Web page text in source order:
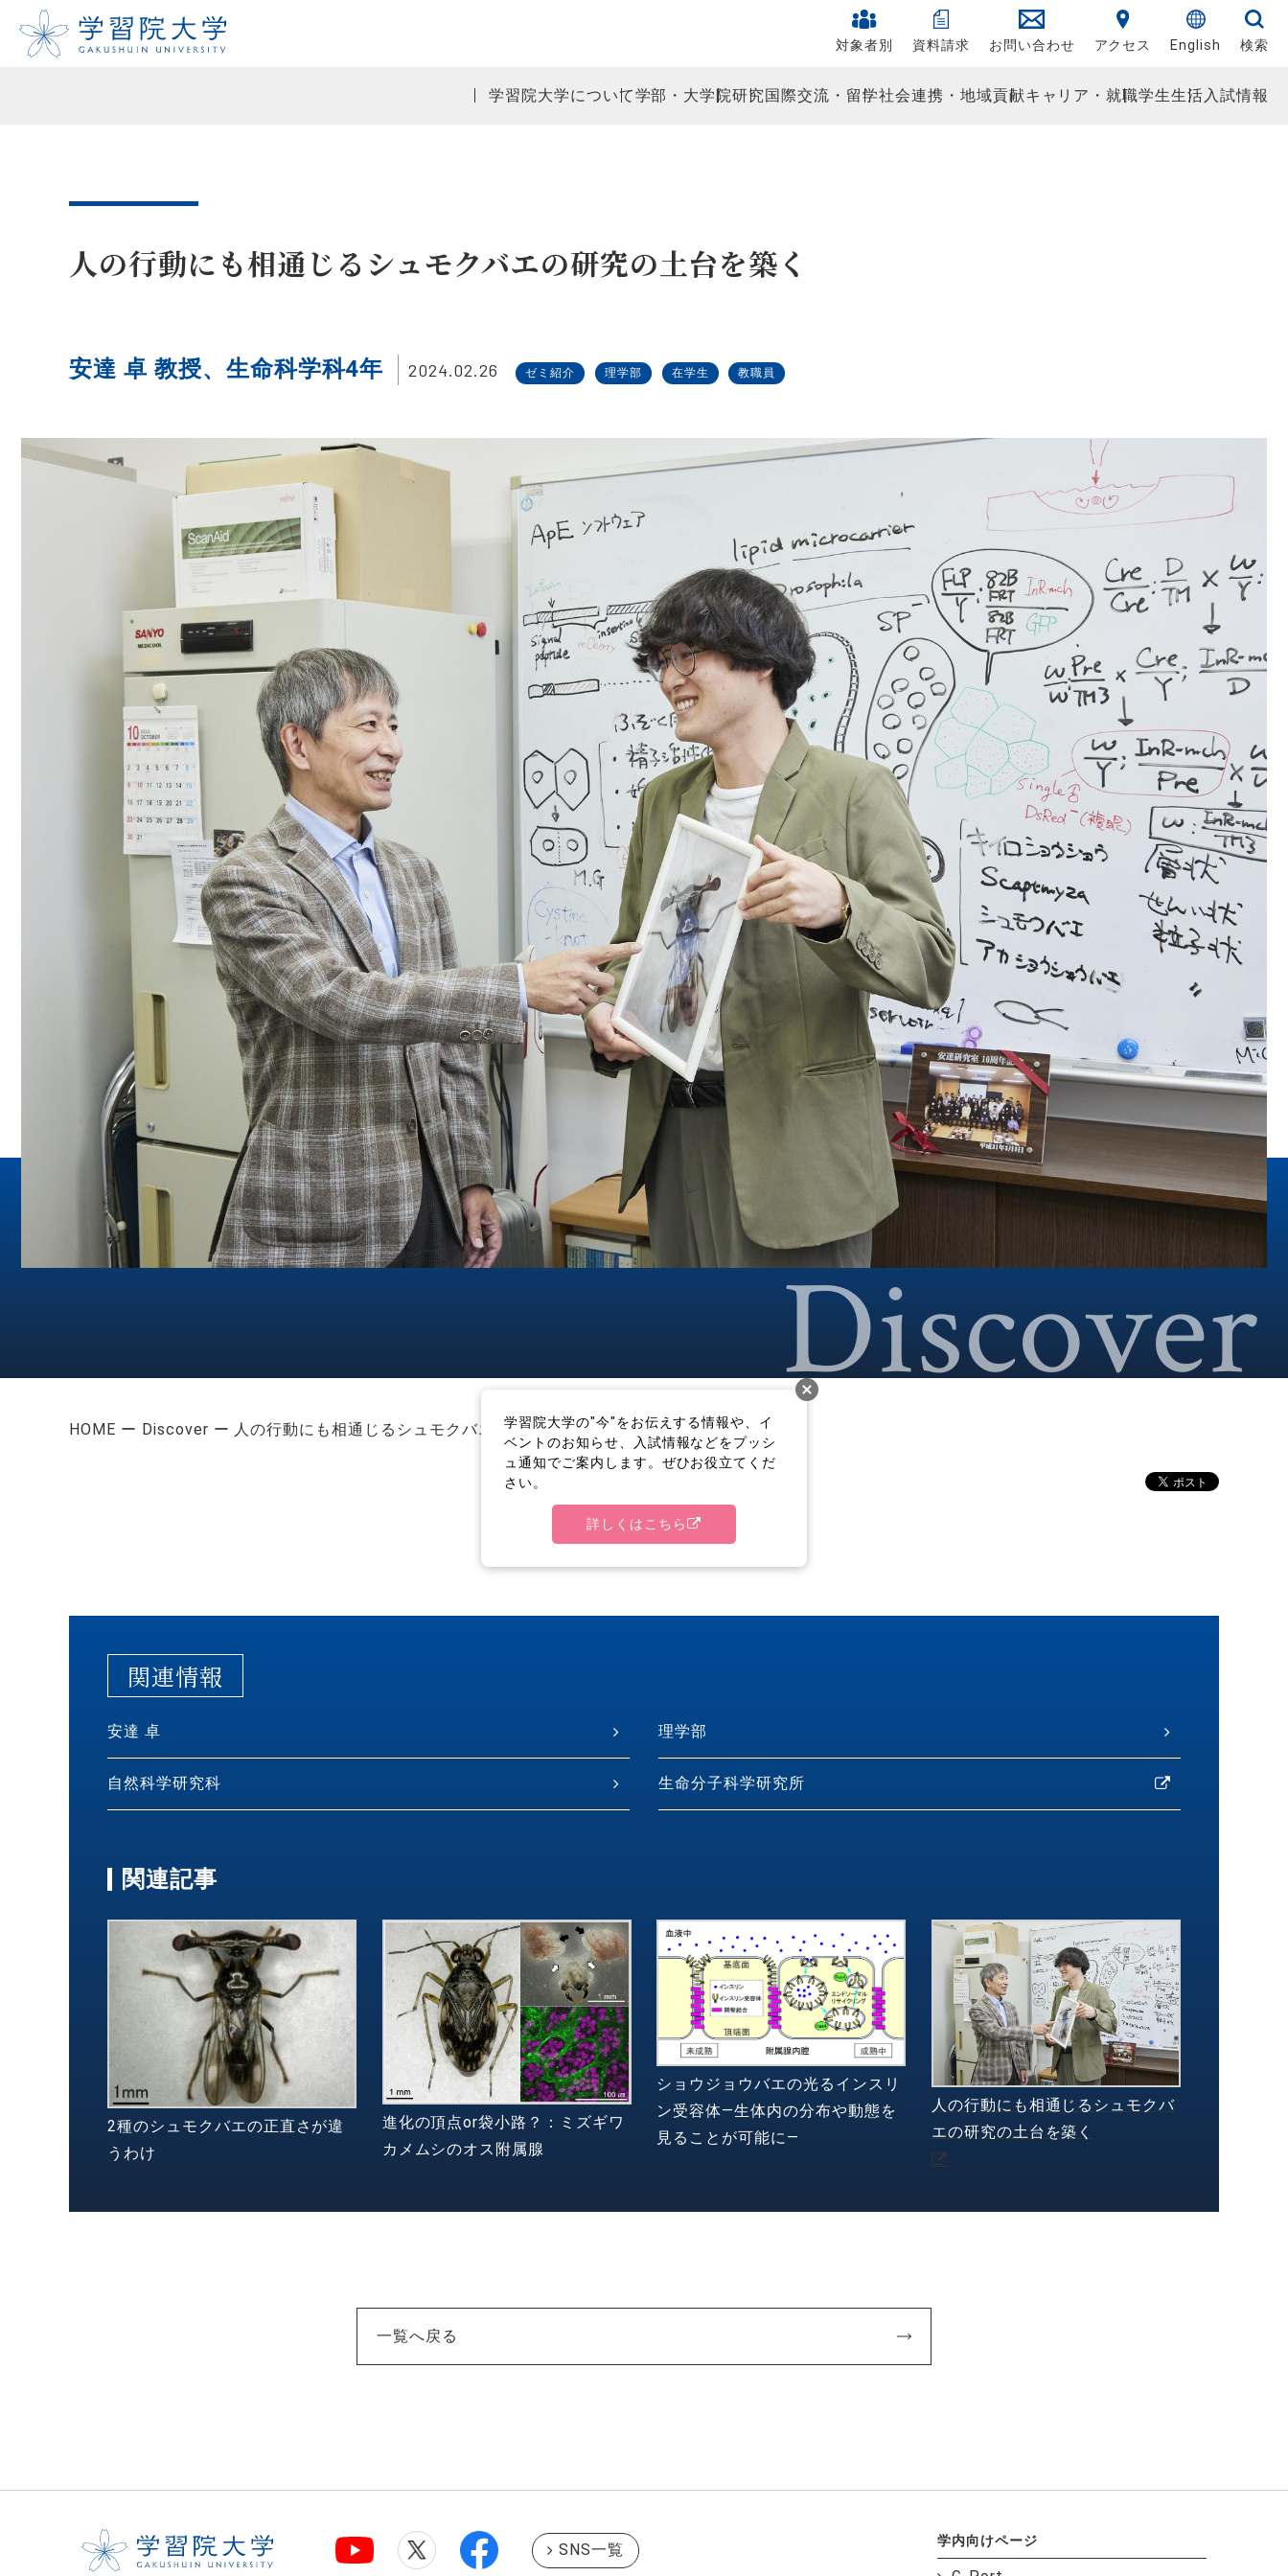
対象者別 資料請求 お問い合わせ アクセス English 検索
学習院大学について学部・大学院研究国際交流・留学社会連携・地域貢献キャリア・就職学生生活入試情報
人の行動にも相通じるシュモクバエの研究の土台を築く
安達 卓 教授、生命科学科4年 2024.02.26 ゼミ紹介 理学部 在学生 教職員
HOME Discover 人の行動にも相通じるシュモクバエの研究の土台を築く
関連情報
安達 卓 理学部
自然科学研究科 生命分子科学研究所
関連記事
2種のシュモクバエの正直さが違
うわけ
進化の頂点or袋小路？：ミズギワ
カメムシのオス附属腺
ショウジョウバエの光るインスリ
ン受容体―生体内の分布や動態を
見ることが可能に―
人の行動にも相通じるシュモクバ
エの研究の土台を築く
一覧へ戻る
SNS一覧
学内向けページ
学習院大学の"今"をお伝えする情報や、イ
ベントのお知らせ、入試情報などをプッシ
ュ通知でご案内します。ぜひお役立てくだ
さい。
詳しくはこちら